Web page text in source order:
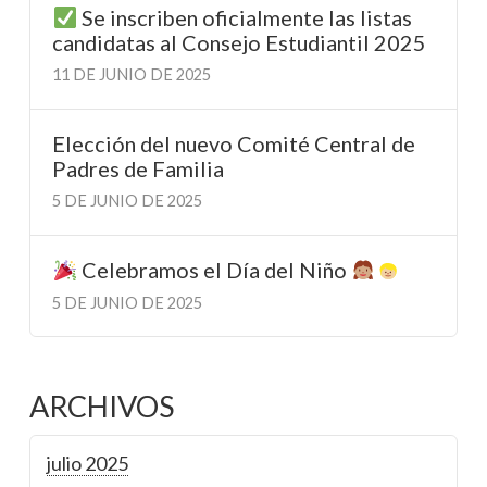
Se inscriben oficialmente las listas
candidatas al Consejo Estudiantil 2025
11 DE JUNIO DE 2025
Elección del nuevo Comité Central de
Padres de Familia
5 DE JUNIO DE 2025
Celebramos el Día del Niño
5 DE JUNIO DE 2025
ARCHIVOS
julio 2025